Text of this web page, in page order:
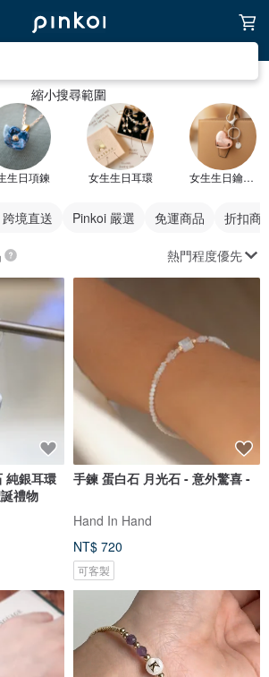
縮小搜尋範圍
生日項鍊 女生生日耳環 女生生日鑰匙圈
境直送 Pinkoi 嚴選 免運商品 折扣商
熱門程度優先
純銀耳環
禮物
手鍊 蛋白石 月光石 - 意外驚喜 -
Hand In Hand
NT$ 720
可客製